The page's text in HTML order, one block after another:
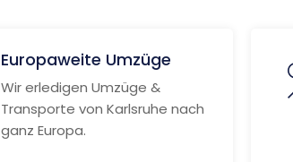
Europaweite Umzüge
Wir erledigen Umzüge &
Transporte von Karlsruhe nach
ganz Europa.